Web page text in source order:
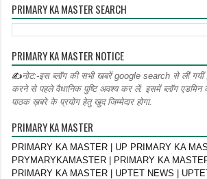
PRIMARY KA MASTER SEARCH
PRIMARY KA MASTER NOTICE
✍नोट:-इस ब्लॉग की सभी खबरें google search से लीं गयीं
करने से पहले वैधानिक पुष्टि अवश्य कर लें. इसमें ब्लॉग एडमिन
पाठक ख़बरे के प्रयोग हेतु खुद जिम्मेदार होगा.
PRIMARY KA MASTER
PRIMARY KA MASTER | UP PRIMARY KA
PRYMARYKAMASTER | PRIMARY KA
PRIMARY KA MASTER | UPTET NEWS |